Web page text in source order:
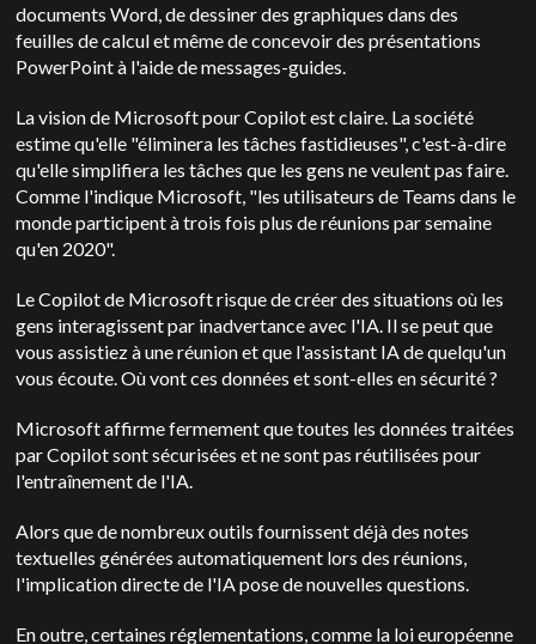
documents Word, de dessiner des graphiques dans des
feuilles de calcul et même de concevoir des présentations
PowerPoint à l'aide de messages-guides.
La vision de Microsoft pour Copilot est claire. La société
estime qu'elle "éliminera les tâches fastidieuses", c'est-à-dire
qu'elle simplifiera les tâches que les gens ne veulent pas faire.
Comme l'indique Microsoft, "les utilisateurs de Teams dans le
monde participent à trois fois plus de réunions par semaine
qu'en 2020".
Le Copilot de Microsoft risque de créer des situations où les
gens interagissent par inadvertance avec l'IA. Il se peut que
vous assistiez à une réunion et que l'assistant IA de quelqu'un
vous écoute. Où vont ces données et sont-elles en sécurité ?
Microsoft affirme fermement que toutes les données traitées
par Copilot sont sécurisées et ne sont pas réutilisées pour
l'entraînement de l'IA.
Alors que de nombreux outils fournissent déjà des notes
textuelles générées automatiquement lors des réunions,
l'implication directe de l'IA pose de nouvelles questions.
En outre, certaines réglementations, comme la loi européenne